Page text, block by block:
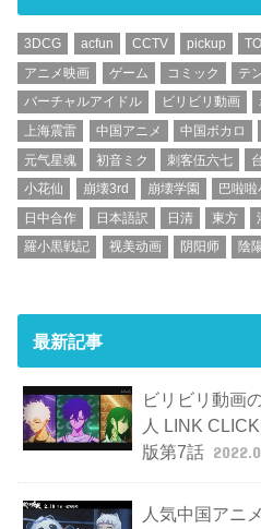
3DCG acfun CCTV pickup
アニメ映画
ゲーム コミック テ
バーチャルアイドル
ビリビリ動画
上海震雷
中国アニメ 中国ボカロ
元气星魂
初音ミク 刺客伍六七
小花仙
崩壊3rd 崩壊学園 巴啦
日中合作
日本語訳 日清 東方
羅小黒戦記
视美动画 阴阳师 陰
最新記事
ビリビリ動画
人 LINK
版第7話
人気中国アニ